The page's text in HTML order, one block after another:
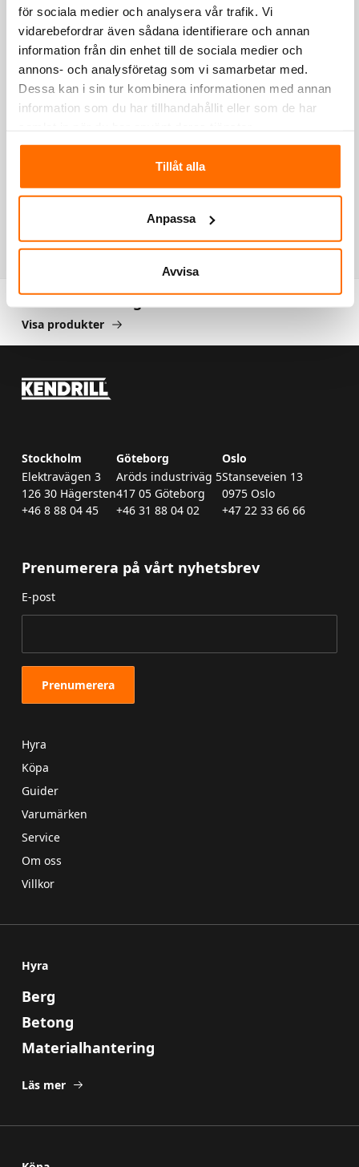
för sociala medier och analysera vår trafik. Vi
vidarebefordrar även sådana identifierare och annan
information från din enhet till de sociala medier och
annons- och analysföretag som vi samarbetar med.
Dessa kan i sin tur kombinera informationen med annan
information som du har tillhandahållit eller som de har
Tillåt alla
Anpassa
Avvisa
Hilti TE 70-ATC/AVR
Vikt 10 kg
SDS Max (TE-Y)
Handhållna bergborrmaskiner
Visa produkter
Stockholm
Elektravägen 3
126 30 Hägersten
+46 8 88 04 45
Göteborg
Aröds industriväg 5
417 05 Göteborg
+46 31 88 04 02
Oslo
Stanseveien 13
0975 Oslo
+47 22 33 66 66
Prenumerera på vårt nyhetsbrev
E-post
Hyra
Köpa
Guider
Varumärken
Service
Om oss
Villkor
Hyra
Berg
Betong
Materialhantering
Läs mer